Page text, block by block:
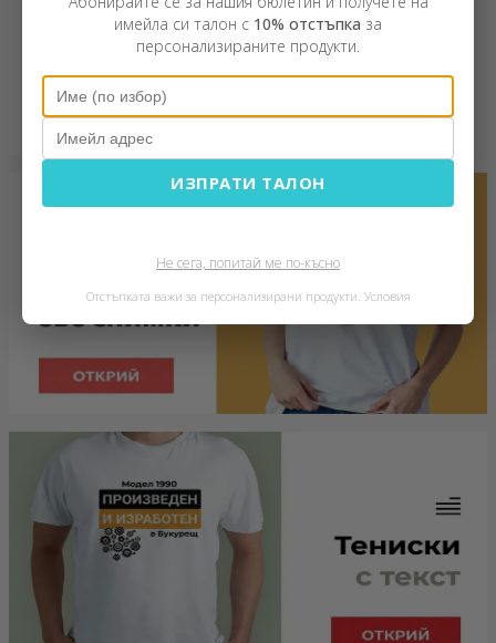
имейла си талон с 10% отстъпка за
персонализираните продукти.
ИЗПРАТИ ТАЛОН
Не сега, попитай ме по-късно
Отстъпката важи за персонализирани продукти. Условия